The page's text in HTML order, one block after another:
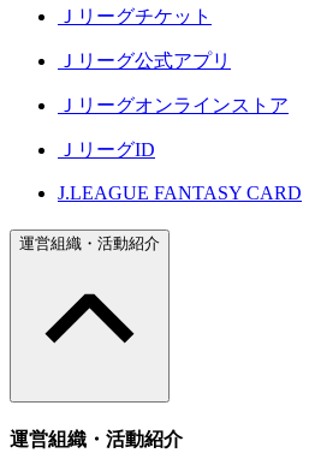
Ｊリーグチケット
Ｊリーグ公式アプリ
Ｊリーグオンラインストア
ＪリーグID
J.LEAGUE FANTASY CARD
運営組織・活動紹介
運営組織・活動紹介